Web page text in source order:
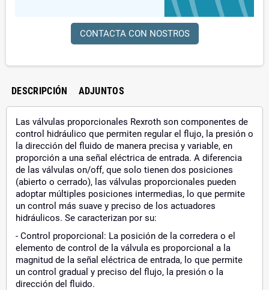
CONTACTA CON NOSTROS
DESCRIPCIÓN ADJUNTOS
Las válvulas proporcionales Rexroth son componentes de
control hidráulico que permiten regular el flujo, la presión o
la dirección del fluido de manera precisa y variable, en
proporción a una señal eléctrica de entrada. A diferencia
de las válvulas on/off, que solo tienen dos posiciones
(abierto o cerrado), las válvulas proporcionales pueden
adoptar múltiples posiciones intermedias, lo que permite
un control más suave y preciso de los actuadores
hidráulicos. Se caracterizan por su:
- Control proporcional: La posición de la corredera o el
elemento de control de la válvula es proporcional a la
magnitud de la señal eléctrica de entrada, lo que permite
un control gradual y preciso del flujo, la presión o la
dirección del fluido.